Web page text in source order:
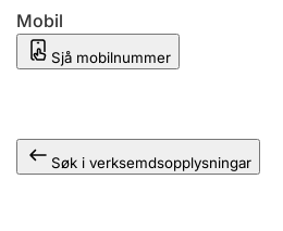
Mobil
Sjå mobilnummer
Søk i verksemdsopplysningar